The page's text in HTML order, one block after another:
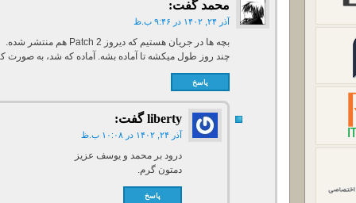
محمد گفت:
آذر ۲۴, ۱۴۰۲ در ۹:۴۶ ب.ظ
بچه ها در جریان هستیم که دیروز Patch 2 هم منتشر شده.
چند روز طول میکشه تا آماده بشه. آماده که شد، به
پاسخ
liberty گفت:
آذر ۲۴, ۱۴۰۲ در ۱۰:۰۸ ب.ظ
درود بر محمد و یوسف عزیز
دمتون گرم.
پاسخ